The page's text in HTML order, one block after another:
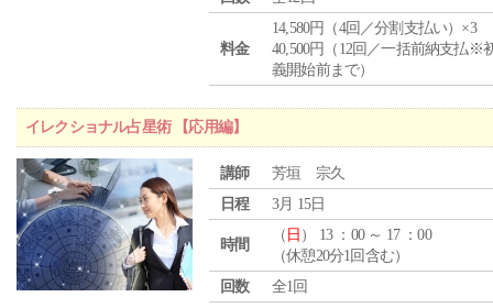
料金
14,580円（4回／分割支払い）×3
40,500円（12回／一括前納支払※
義開始前まで）
イレクショナル占星術 【応用編】
講師
芳垣 宗久
日程
3月 15日
時間
（ 日 ） 13 ：00 ～ 17 ：00
（休憩20分1回含む）
回数
全1回